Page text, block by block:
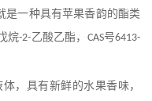
是一种具有苹果香韵的酯类
烷-2-乙酸乙酯， CAS号6413-
，具有新鲜的水果香味，